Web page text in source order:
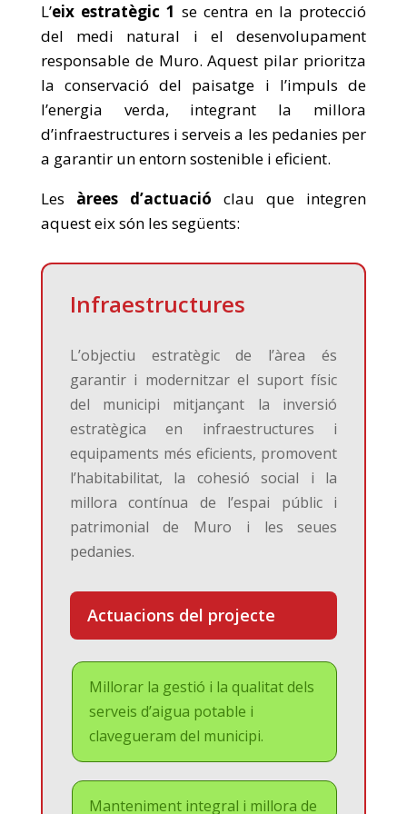
L’eix estratègic 1 se centra en la protecció
del medi natural i el desenvolupament
responsable de Muro. Aquest pilar prioritza
la conservació del paisatge i l’impuls de
l’energia verda, integrant la millora
d’infraestructures i serveis a les pedanies per
a garantir un entorn sostenible i eficient.
Les àrees d’actuació clau que integren
aquest eix són les següents:
Infraestructures
L’objectiu estratègic de l’àrea és
garantir i modernitzar el suport físic
del municipi mitjançant la inversió
estratègica en infraestructures i
equipaments més eficients, promovent
l’habitabilitat, la cohesió social i la
millora contínua de l’espai públic i
patrimonial de Muro i les seues
pedanies.
Actuacions del projecte
Millorar la gestió i la qualitat dels
serveis d’aigua potable i
clavegueram del municipi.
Manteniment integral i millora de